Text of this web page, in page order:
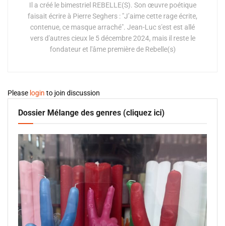
Il a créé le bimestriel REBELLE(S). Son œuvre poétique
faisait écrire à Pierre Seghers : "J’aime cette rage écrite,
contenue, ce masque arraché". Jean-Luc s'est est allé
vers d'autres cieux le 5 décembre 2024, mais il reste le
fondateur et l'âme première de Rebelle(s)
Please login to join discussion
Dossier Mélange des genres (cliquez ici)